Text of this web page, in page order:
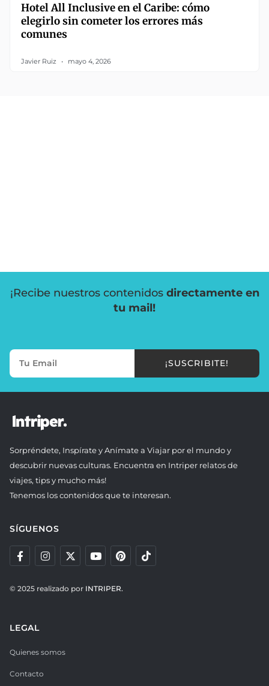
Hotel All Inclusive en el Caribe: cómo
elegirlo sin cometer los errores más
comunes
Javier Ruiz mayo 4, 2026
¡Recibe nuestros contenidos directamente en
tu mail!
¡SUSCRIBITE!
Sorpréndete, Inspírate y Anímate a Viajar por el mundo y
descubrir nuevas culturas. Encuentra en Intriper relatos de
viajes, tips y mucho más!
Tenemos los contenidos que te interesan.
SÍGUENOS
© 2025 realizado por INTRIPER.
LEGAL
Quienes somos
Contacto